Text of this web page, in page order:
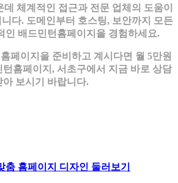
체계적인 접근과 전문 업체의 도움이
다. 도메인부터 호스팅, 보안까지 모든
인 배드민턴홈페이지을 경험하세요.
페이지을 준비하고 계시다면 월 5만원
홈페이지, 서초구에서 지금 바로 상담
아 보시기 바랍니다.
춤 홈페이지 디자인 둘러보기